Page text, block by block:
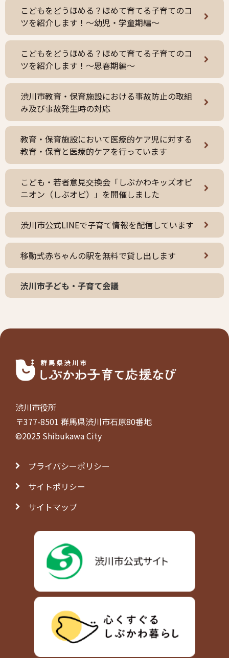
こどもをどうほめる？ほめて育てる子育てのコ
ツを紹介します！～幼児・学童期編～
こどもをどうほめる？ほめて育てる子育てのコ
ツを紹介します！～思春期編～
渋川市教育・保育施設における事故防止の取組
み及び事故発生時の対応
教育・保育施設において医療的ケア児に対する
教育・保育と医療的ケアを行っています
こども・若者意見交換会「しぶかわキッズオピ
ニオン（しぶオピ）」を開催しました
渋川市公式LINEで子育て情報を配信しています
移動式赤ちゃんの駅を無料で貸し出します
渋川市子ども・子育て会議
渋川市役所
〒377-8501 群馬県渋川市石原80番地
©2025 Shibukawa City
プライバシーポリシー
サイトポリシー
サイトマップ